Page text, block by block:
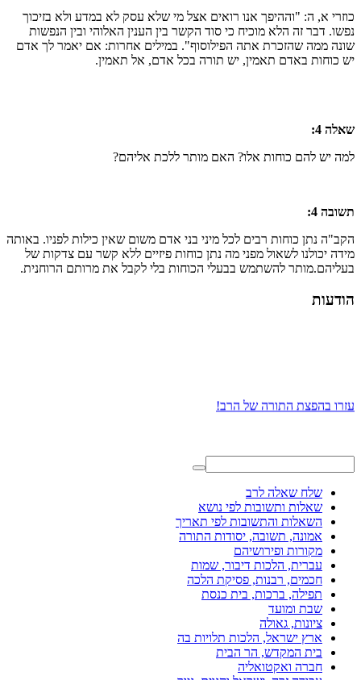
כוזרי א, ה: "וההיפך אנו רואים אצל מי שלא עסק לא במדע ולא בזיכוך
נפשו. דבר זה הלא מוכיח כי סוד הקשר בין הענין האלוהי ובין הנפשות
שונה ממה שהזכרת אתה הפילוסוף". במילים אחרות: אם יאמר לך אדם
יש כוחות באדם תאמין, יש תורה בכל אדם, אל תאמין.
שאלה 4:
למה יש להם כוחות אלו? האם מותר ללכת אליהם?
תשובה 4:
הקב"ה נתן כוחות רבים לכל מיני בני אדם משום שאין כילות לפניו. באותה
מידה יכולנו לשאול מפני מה נתן כוחות פיזיים ללא קשר עם צדקות של
בעליהם.מותר להשתמש בבעלי הכוחות בלי לקבל את מרותם הרוחנית.
הודעות
עזרו בהפצת התורה של הרב!
שלח שאלה לרב
שאלות ותשובות לפי נושא
השאלות והתשובות לפי תאריך
אמונה, תשובה, יסודות התורה
מקורות ופירושיהם
עברית, הלכות דיבור, שמות
חכמים, רבנות, פסיקת הלכה
תפילה, ברכות, בית כנסת
שבת ומועד
ציונות, גאולה
ארץ ישראל, הלכות תלויות בה
בית המקדש, הר הבית
חברה ואקטואליה